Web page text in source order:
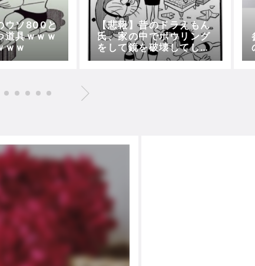
ウソ800と
道具ｗｗｗ
ｗｗ
【悲報】昔のドラえもん
氏、家の中でボウリング
をして鏡を破壊してしま
う・・・